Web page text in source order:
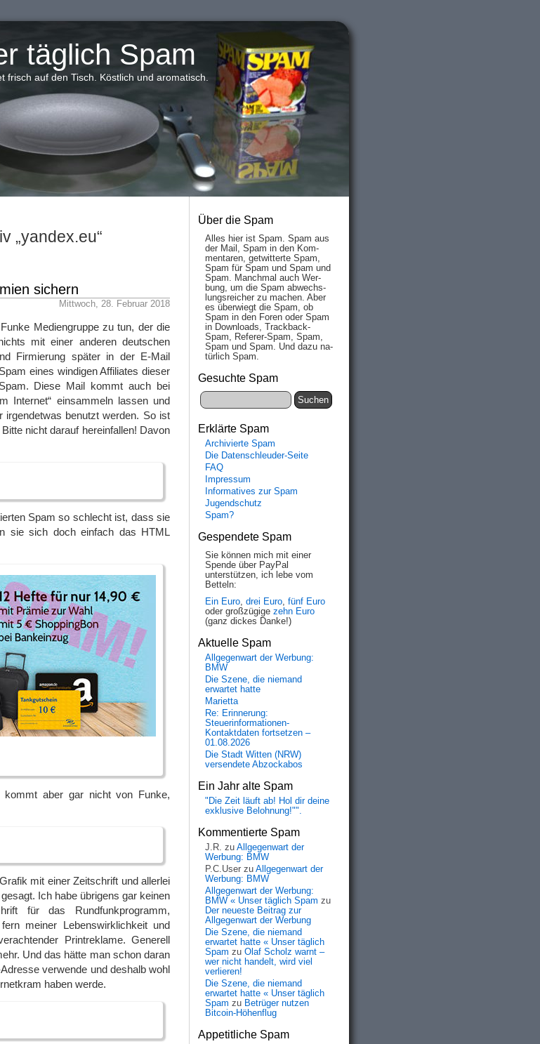
täglich Spam
frisch auf den Tisch. Köstlich und aromatisch.
„yandex.eu“
sichern
Mittwoch, 28. Februar 2018
Mediengruppe zu tun, der die
mit einer anderen deutschen
Firmierung später in der E-Mail
eines windigen Affiliates dieser
Diese Mail kommt auch bei
Internet“ einsammeln lassen und
benutzt werden. So ist
nicht darauf hereinfallen! Davon
Spam so schlecht ist, dass sie
sie sich doch einfach das HTML
kommt aber gar nicht von Funke,
mit einer Zeitschrift und allerlei
Ich habe übrigens gar keinen
für das Rundfunkprogramm,
meiner Lebenswirklichkeit und
Printreklame. Generell
Und das hätte man schon daran
verwende und deshalb wohl
haben werde.
Über die Spam
Alles hier ist Spam. Spam aus
der Mail, Spam in den Kom­
men­taren, ge­twit­ter­te Spam,
Spam für Spam und Spam und
Spam. Manch­mal auch Wer­
bung, um die Spam ab­wechs­
lungs­reich­er zu mach­en. Aber
es über­wiegt die Spam, ob
Spam in den Fo­ren oder Spam
in Down­loads, Track­back-
Spam, Re­fe­rer-Spam, Spam,
Spam und Spam. Und da­zu na­
tür­lich Spam.
Gesuchte Spam
Erklärte Spam
Archivierte Spam
Die Datenschleuder-Seite
FAQ
Impressum
Informatives zur Spam
Jugendschutz
Spam?
Gespendete Spam
Sie können mich mit einer
Spende über PayPal
unterstützen, ich lebe vom
Betteln:
Ein Euro, drei Euro, fünf Euro
oder großzügige zehn Euro
(ganz dickes Danke!)
Aktuelle Spam
Allgegenwart der Werbung:
BMW
Die Szene, die niemand
erwartet hatte
Marietta
Re: Erinnerung:
Steuerinformationen-
Kontaktdaten fortsetzen –
01.08.2026
Die Stadt Witten (NRW)
versendete Abzockabos
Ein Jahr alte Spam
"Die Zeit läuft ab! Hol dir deine
exklusive Belohnung!"".
Kommentierte Spam
J.R. zu Allgegenwart der
Werbung: BMW
P.C.User zu Allgegenwart der
Werbung: BMW
Allgegenwart der Werbung:
BMW « Unser täglich Spam zu
Der neueste Beitrag zur
Allgegenwart der Werbung
Die Szene, die niemand
erwartet hatte « Unser täglich
Spam zu Olaf Scholz warnt –
wer nicht handelt, wird viel
verlieren!
Die Szene, die niemand
erwartet hatte « Unser täglich
Spam zu Betrüger nutzen
Bitcoin-Höhenflug
Appetitliche Spam